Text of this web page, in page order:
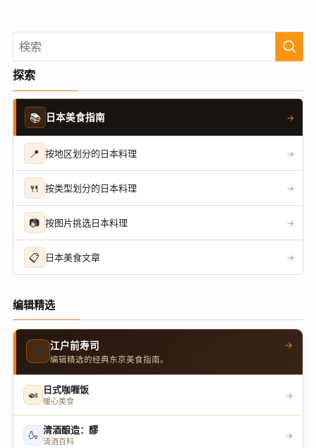
探索
📚 日本美食指南 →
📍 按地区划分的日本料理 →
🍴 按类型划分的日本料理 →
📷 按图片挑选日本料理 →
📋 日本美食文章 →
编辑精选
🍣 江户前寿司
编辑精选的经典东京美食指南。
→
🍛 日式咖喱饭
暖心美食
→
🍶 清酒酿造：醪
清酒百科
→